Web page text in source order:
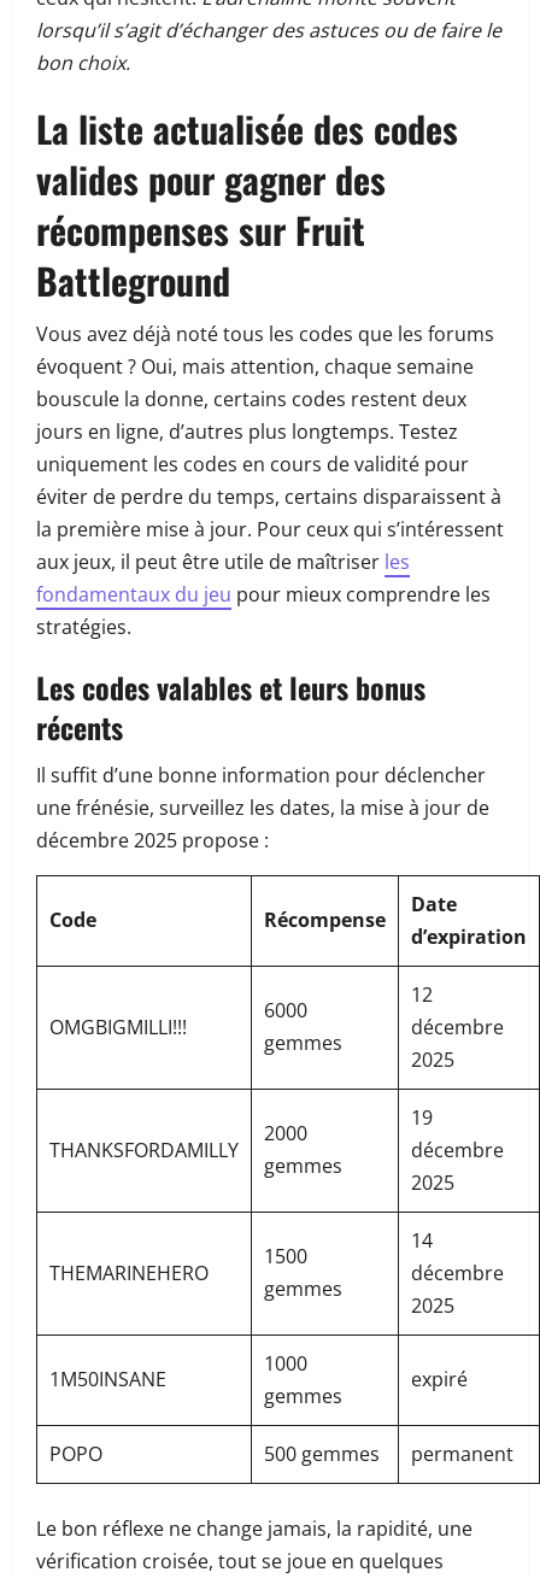
lorsqu’il s’agit d’échanger des astuces ou de faire le
bon choix.
La liste actualisée des codes
valides pour gagner des
récompenses sur Fruit
Battleground
Vous avez déjà noté tous les codes que les forums
évoquent ? Oui, mais attention, chaque semaine
bouscule la donne, certains codes restent deux
jours en ligne, d’autres plus longtemps. Testez
uniquement les codes en cours de validité pour
éviter de perdre du temps, certains disparaissent à
la première mise à jour. Pour ceux qui s’intéressent
aux jeux, il peut être utile de maîtriser les
fondamentaux du jeu pour mieux comprendre les
stratégies.
Les codes valables et leurs bonus
récents
Il suffit d’une bonne information pour déclencher
une frénésie, surveillez les dates, la mise à jour de
décembre 2025 propose :
Code Récompense
Date
d’expiration
OMGBIGMILLI!!!
6000
gemmes
12
décembre
2025
THANKSFORDAMILLY
2000
gemmes
19
décembre
2025
THEMARINEHERO
1500
gemmes
14
décembre
2025
1M50INSANE
1000
gemmes
expiré
POPO 500 gemmes permanent
Le bon réflexe ne change jamais, la rapidité, une
vérification croisée, tout se joue en quelques